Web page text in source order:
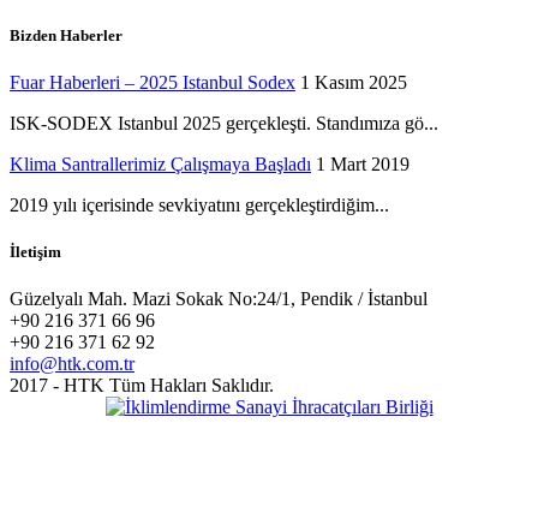
Bizden Haberler
Fuar Haberleri – 2025 Istanbul Sodex 1 Kasım 2025
ISK-SODEX Istanbul 2025 gerçekleşti. Standımıza gö...
Klima Santrallerimiz Çalışmaya Başladı 1 Mart 2019
2019 yılı içerisinde sevkiyatını gerçekleştirdiğim...
İletişim
Güzelyalı Mah. Mazi Sokak No:24/1, Pendik / İstanbul
+90 216 371 66 96
+90 216 371 62 92
info@htk.com.tr
2017 - HTK Tüm Hakları Saklıdır.